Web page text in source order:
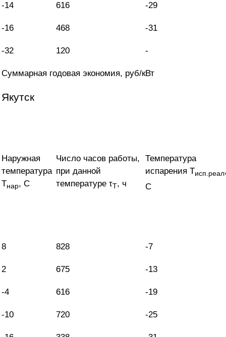
-14 616 -29
-16 468 -31
-32 120 -
Суммарная годовая экономия, руб/кВт
Якутск
Наружная
температура
Tнар, С
Число часов работы,
при данной
температуре τТ, ч
Температура
испарения Tисп.реал
С
8 828 -7
2 675 -13
-4 616 -19
-10 720 -25